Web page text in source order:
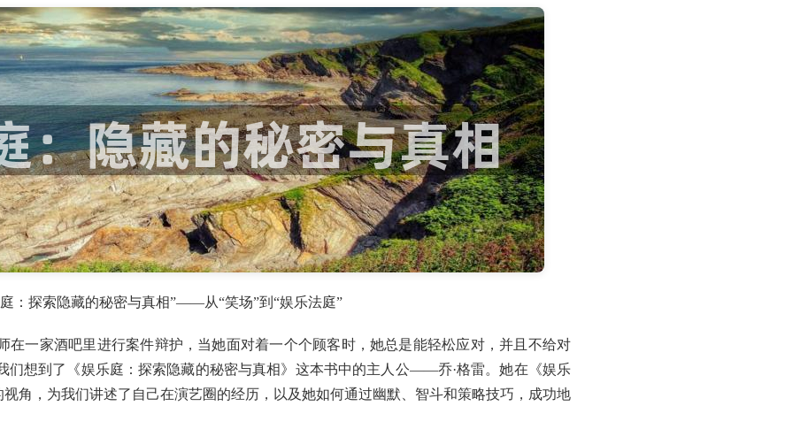
：探索隐藏的秘密与真相”——从“笑场”到“娱乐法庭”
在一家酒吧里进行案件辩护，当她面对着一个个顾客时，她总是能轻松应对，并且不给对
们想到了《娱乐庭：探索隐藏的秘密与真相》这本书中的主人公——乔·格雷。她在《娱乐
视角，为我们讲述了自己在演艺圈的经历，以及她如何通过幽默、智斗和策略技巧，成功地